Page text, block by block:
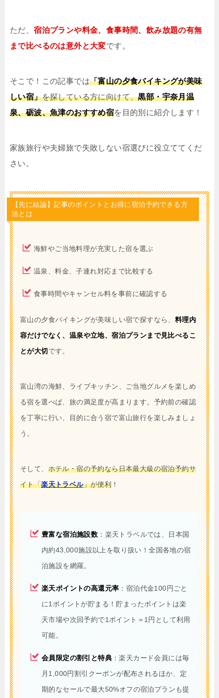
ただ、宿泊プランや料金、食事時間、飲み放題の有無
まで比べるのは意外と大変です。
そこで！この記事では「富山の夕食バイキングが美味
しい宿」を探している方に向けて、黒部・宇奈月温
泉、砺波、魚津のおすすめ宿を目的別に紹介します！
家族旅行や夫婦旅で失敗しない宿選びに役立ててくだ
さい。
【先に結論】記事のポイントとお得に宿泊予約できる方
法とは
海鮮やご当地料理が充実した宿を選ぶ
温泉、料金、子連れ対応まで比較する
食事時間やキャンセル料を事前に確認する
富山の夕食バイキングが美味しい宿で探すなら、 料理内
容だけでなく、温泉や立地、宿泊プランまで見比べるこ
とが大切です。
富山湾の海鮮、ライブキッチン、ご当地グルメを楽しめ
る宿を選べば、旅の満足度が高まります。予約前の確認
を丁寧に行い、目的に合う宿で富山旅行を楽しみましょ
う。
そして、 ホテル・宿の予約なら日本最大級の宿泊予約サ
イト「楽天トラベル」が便利 ！
豊富な宿泊施設数 ：楽天トラベルでは、日本国
内約43,000施設以上を取り扱い！全国各地の宿
泊施設を網羅。
楽天ポイントの高還元率 ：宿泊代金100円ごと
に1ポイントが貯まる！貯まったポイントは楽
天市場や次回予約で1ポイント＝1円として利用
可能。
会員限定の割引と特典 ：楽天カード会員には毎
月1,000円割引クーポンが配布されるほか、定
期的なセールで最大50%オフの宿泊プランも提